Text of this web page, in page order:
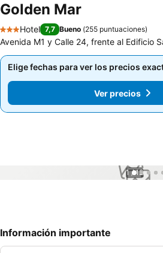
Golden Mar
3 Estrellas
Hotel 7,7 Bueno (255 puntuaciones)
Avenida M1 y Calle 24, frente al Edificio
Elige fechas para ver los precios
Ver precios
Elige fechas para ver los precios
Ver precios
1 / 12
Información importante